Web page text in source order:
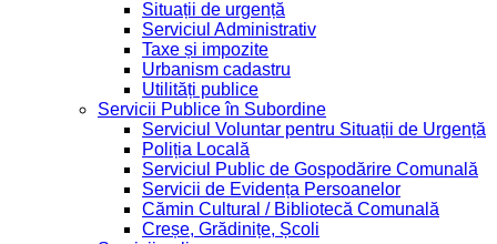
Situații de urgență
Serviciul Administrativ
Taxe și impozite
Urbanism cadastru
Utilități publice
Servicii Publice în Subordine
Serviciul Voluntar pentru Situații de Urgență
Poliția Locală
Serviciul Public de Gospodărire Comunală
Servicii de Evidența Persoanelor
Cămin Cultural / Bibliotecă Comunală
Creșe, Grădinițe, Școli